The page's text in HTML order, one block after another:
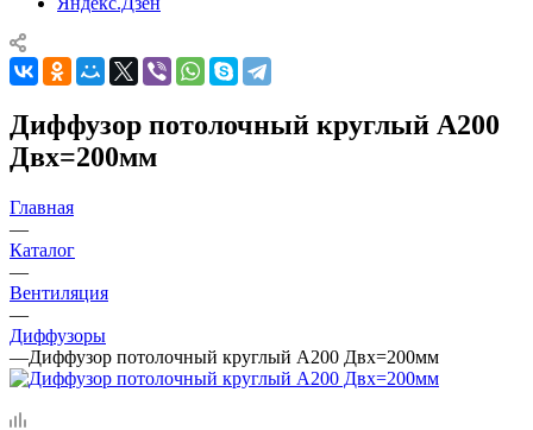
Диффузор потолочный круглый А200
Двх=200мм
Главная
—
Каталог
—
Вентиляция
—
Диффузоры
—Диффузор потолочный круглый А200 Двх=200мм